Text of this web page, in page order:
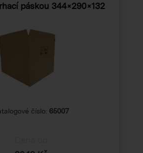
páskou 344×290×132
číslo: 65007